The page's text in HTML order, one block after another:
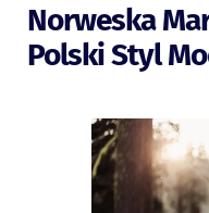
Norweska
Polski Styl